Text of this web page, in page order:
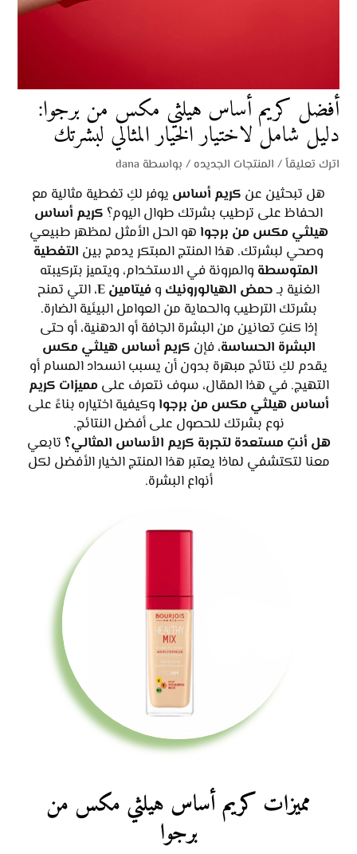
أفضل كريم أساس هيلثي مكس من برجوا:
دليل شامل لاختيار الخيار المثالي لبشرتك
اترك تعليقاً/ المنتجات الجديده / بواسطة dana
هل تبحثين عن كريم أساس يوفر لكِ تغطية مثالية مع
الحفاظ على ترطيب بشرتك طوال اليوم؟ كريم أساس
هيلثي مكس من برجوا هو الحل الأمثل لمظهر طبيعي
وصحي لبشرتك. هذا المنتج المبتكر يدمج بين التغطية
المتوسطة والمرونة في الاستخدام، ويتميز بتركيبته
الغنية بـحمض الهيالورونيك و فيتامين E
، التي تمنح
بشرتك الترطيب والحماية من العوامل البيئية الضارة.
إذا كنتِ تعانين من البشرة الجافة أو الدهنية، أو حتى
البشرة الحساسة، فإن كريم أساس هيلثي مكس
يقدم لكِ نتائج مبهرة بدون أن يسبب انسداد المسام أو
التهيج. في هذا المقال، سوف نتعرف على مميزات كريم
أساس هيلثي مكس من برجوا وكيفية اختياره بناءً على
نوع بشرتك للحصول على أفضل النتائج.
هل أنتِ مستعدة لتجربة كريم الأساس المثالي؟ تابعي
معنا لتكتشفي لماذا يعتبر هذا المنتج الخيار الأفضل لكل
أنواع البشرة.
مميزات كريم أساس هيلثي مكس من
برجوا